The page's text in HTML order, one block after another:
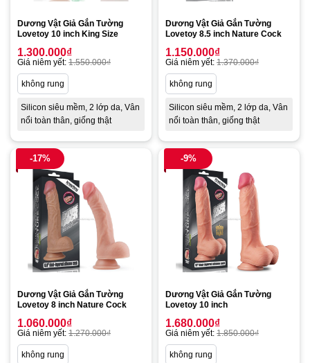
Dương Vật Giả Gắn Tường
Lovetoy 10 inch King Size
1.300.000₫
Giá niêm yết: 1.550.000₫
không rung
Silicon siêu mềm, 2 lớp da, Vân
nổi toàn thân, giống thật
Dương Vật Giả Gắn Tường
Lovetoy 8.5 inch Nature Cock
1.150.000₫
Giá niêm yết: 1.370.000₫
không rung
Silicon siêu mềm, 2 lớp da, Vân
nổi toàn thân, giống thật
-17%
Dương Vật Giả Gắn Tường
Lovetoy 8 inch Nature Cock
1.060.000₫
Giá niêm yết: 1.270.000₫
không rung
-9%
Dương Vật Giả Gắn Tường
Lovetoy 10 inch
1.680.000₫
Giá niêm yết: 1.850.000₫
không rung